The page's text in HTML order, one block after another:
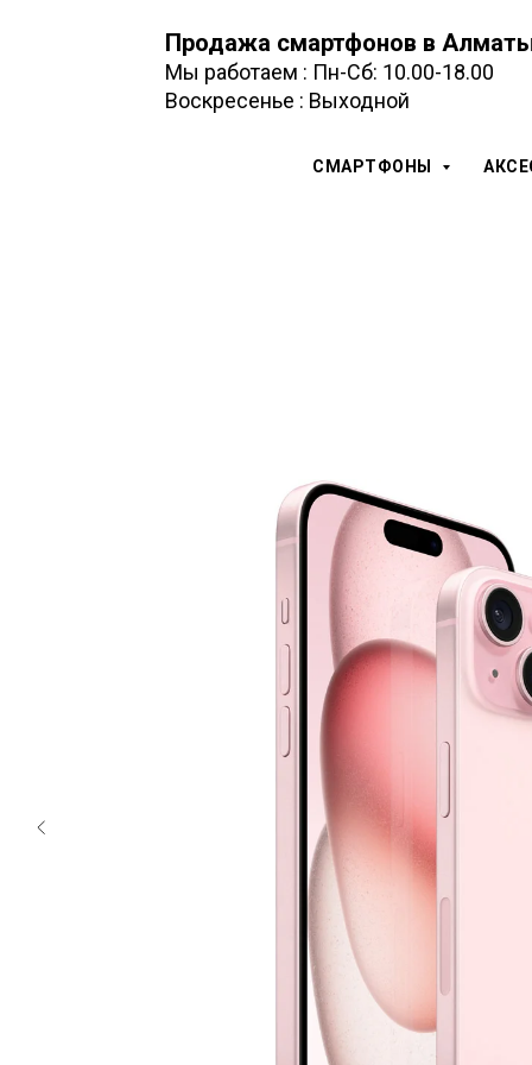
Продажа смартфонов в
Мы работаем : Пн-Сб: 10.00-18.00
Воскресенье : Выходной
СМАРТФОНЫ